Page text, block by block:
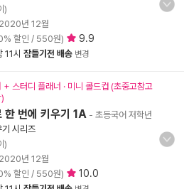
)
2020년 12월
할인 / 550원) 9.9
11시 잠들기전 배송 변경
+ 스터디 플래너 · 미니 콜드컵 (초중고참고
한 번에 키우기 1A - 초등국어 저학년
시리즈
)
2020년 12월
할인 / 550원) 10.0